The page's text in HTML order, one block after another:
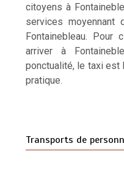
citoyens à
services
Fontainebleau.
arriver à
ponctualité, le taxi est
pratique.
Transports de